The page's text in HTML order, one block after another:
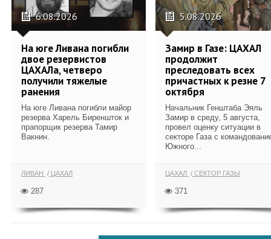
6.08.2026
На юге Ливана погибли
двое резервистов
ЦАХАЛа, четверо
получили тяжелые
ранения
На юге Ливана погибли майор
резерва Харель Биреншток и
прапорщик резерва Тамир
Вакнин.
ЛИВАН ЦАХАЛ
287
5.08.2026
Замир в Газе: ЦАХАЛ
продолжит
преследовать всех
причастных к резне 7
октября
Начальник Генштаба Эяль
Замир в среду, 5 августа,
провел оценку ситуации в
секторе Газа с
Южного...
ЦАХАЛ СЕКТОР ГАЗЫ
371